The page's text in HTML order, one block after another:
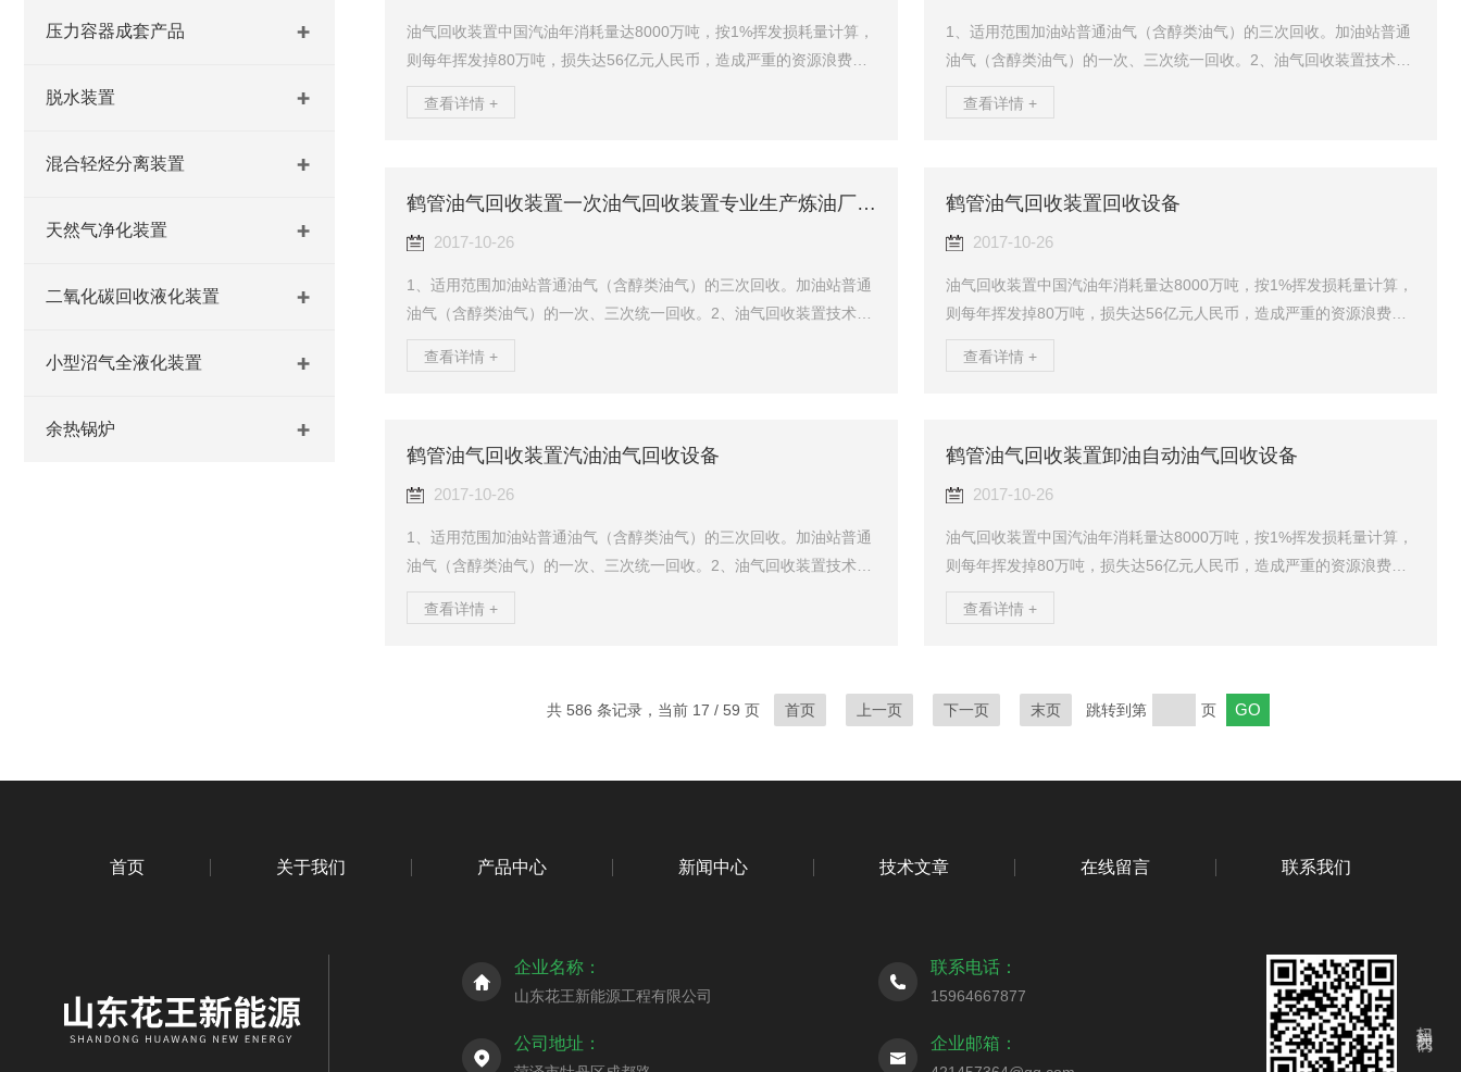
压力容器成套产品
脱水装置
混合轻烃分离装置
天然气净化装置
二氧化碳回收液化装置
小型沼气全液化装置
余热锅炉
油气回收装置中国汽油年消耗量达8000万吨，按1%挥发损耗量计算，
则每年挥发掉80万吨，损失达56亿元人民币，造成严重的资源浪费。
中，在紫外线的作用下，与大气中的污染物，氮氧化物发生一系列的
安全事故！当前油气回收处理方法有吸附法、冷凝法、吸收法、膜分
查看详情 +
1、适用范围加油站普通油气（含醇类油气）的三次回收。加油站普通
油气（含醇类油气）的一次、三次统一回收。2、油气回收装置技术参
法“膜分离+冷凝”法油气回收。“冷凝+吸附”法油气回收。4、油气回收
测直接透过排出，同时，渗余侧的高浓度油气直接进入制冷模块的换
查看详情 +
鹤管油气回收装置一次油气回收装置专业生产炼油厂油气回收设备
2017-10-26
1、适用范围加油站普通油气（含醇类油气）的三次回收。加油站普通
油气（含醇类油气）的一次、三次统一回收。2、油气回收装置技术参
法“膜分离+冷凝”法油气回收。“冷凝+吸附”法油气回收。4、油气回收
测直接透过排出，同时，渗余侧的高浓度油气直接进入制冷模块的换
查看详情 +
鹤管油气回收装置回收设备
2017-10-26
油气回收装置中国汽油年消耗量达8000万吨，按1%挥发损耗量计算，
则每年挥发掉80万吨，损失达56亿元人民币，造成严重的资源浪费。
中，在紫外线的作用下，与大气中的污染物，氮氧化物发生一系列的
安全事故！当前油气回收处理方法有吸附法、冷凝法、吸收法、膜分
查看详情 +
鹤管油气回收装置汽油油气回收设备
2017-10-26
1、适用范围加油站普通油气（含醇类油气）的三次回收。加油站普通
油气（含醇类油气）的一次、三次统一回收。2、油气回收装置技术参
法“膜分离+冷凝”法油气回收。“冷凝+吸附”法油气回收。4、油气回收
测直接透过排出，同时，渗余侧的高浓度油气直接进入制冷模块的换
查看详情 +
鹤管油气回收装置卸油自动油气回收设备
2017-10-26
油气回收装置中国汽油年消耗量达8000万吨，按1%挥发损耗量计算，
则每年挥发掉80万吨，损失达56亿元人民币，造成严重的资源浪费。
中，在紫外线的作用下，与大气中的污染物，氮氧化物发生一系列的
安全事故！当前油气回收处理方法有吸附法、冷凝法、吸收法、膜分
查看详情 +
共 586 条记录，当前 17 / 59 页 首页 上一页 下一页 末页 跳转到第 页
首页 关于我们 产品中心 新闻中心 技术文章 在线留言 联系我们
企业名称：
山东花王新能源工程有限公司
联系电话：
15964667877
公司地址： 企业邮箱：